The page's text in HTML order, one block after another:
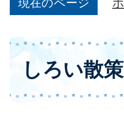
しろい散